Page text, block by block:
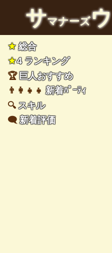
サマナーズウ
★総合
★4 ランキング
🏆巨人おすすめ
👨‍👩‍👧‍👧新着ﾊﾟｰﾃｨ
🔍スキル
🗨️新着評価